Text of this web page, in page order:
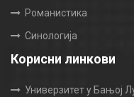
Романистика
Синологија
Корисни линкови
Универзитет у Бањој